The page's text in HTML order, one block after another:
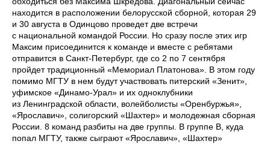
находится в расположении белорусской сборной, которая 29
и 30 августа в Одинцово проведет две встречи
с национальной командой России. Но сразу после этих игр
Максим присоединится к команде и вместе с ребятами
отправится в Санкт-Петербург, где со 2 по 7 сентября
пройдет традиционный «Мемориал Платонова». В этом году
помимо МГТУ в нем будут участвовать питерский «Зенит»,
уфимское «Динамо-Урал» и их одноклубники
из Ленинградской области, волейболисты «Оренбуржья»,
«Ярославич», солигорский «Шахтер» и молодежная сборная
России. 8 команд разбиты на две группы. В группе В, куда
попал МГТУ, также сыграют «Ярославич», «Шахтер»